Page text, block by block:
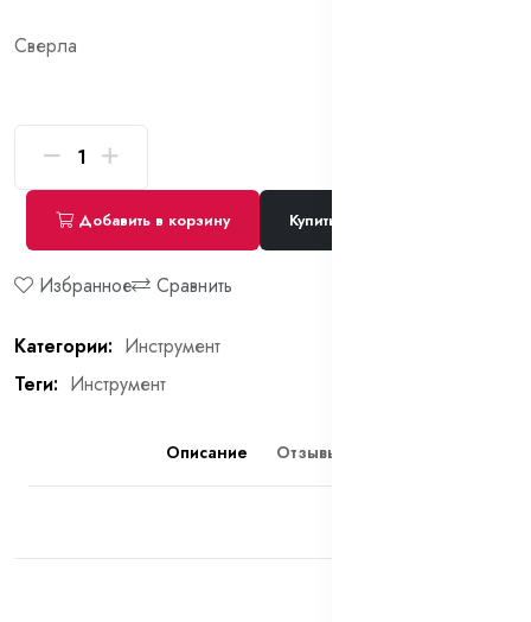
Сверла
Добавить в корзину Купить сейчас
Избранное Сравнить
Категории: Инструмент
Теги: Инструмент
Описание Отзывы (0)